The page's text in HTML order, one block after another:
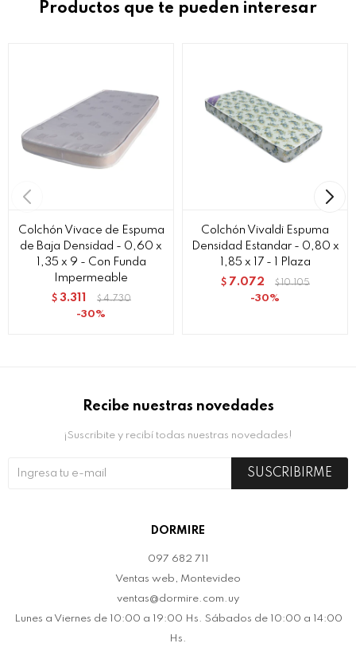
Productos que te pueden interesar
Colchón Vivace de Espuma
de Baja Densidad - 0,60 x
1,35 x 9 - Con Funda
Impermeable
$ 3.311 $ 4.730
30
Colchón Vivaldi Espuma
Densidad Estandar - 0,80 x
1,85 x 17 - 1 Plaza
$ 7.072 $ 10.105
30
DORMIRE
097 682 711
Ventas web, Montevideo
ventas@dormire.com.uy
Lunes a Viernes de 10:00 a 19:00 Hs. Sábados de 10:00 a 14:00
Hs.
Recibe nuestras novedades
¡Suscribite y recibí todas nuestras novedades!
SUSCRIBIRME